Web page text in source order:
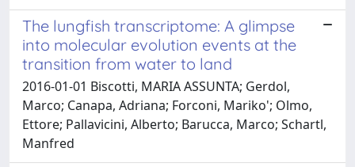
The lungfish transcriptome: A glimpse
into molecular evolution events at the
transition from water to land
2016-01-01 Biscotti, MARIA ASSUNTA; Gerdol,
Marco; Canapa, Adriana; Forconi, Mariko'; Olmo,
Ettore; Pallavicini, Alberto; Barucca, Marco; Schartl,
Manfred